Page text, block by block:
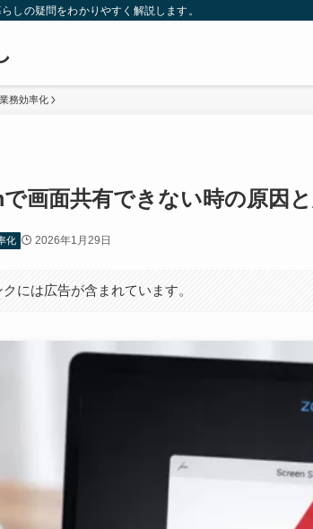
しの疑問をわかりやすく解説します。
務効率化
画面共有できない時の原因と
化 2026年1月29日
には広告が含まれています。